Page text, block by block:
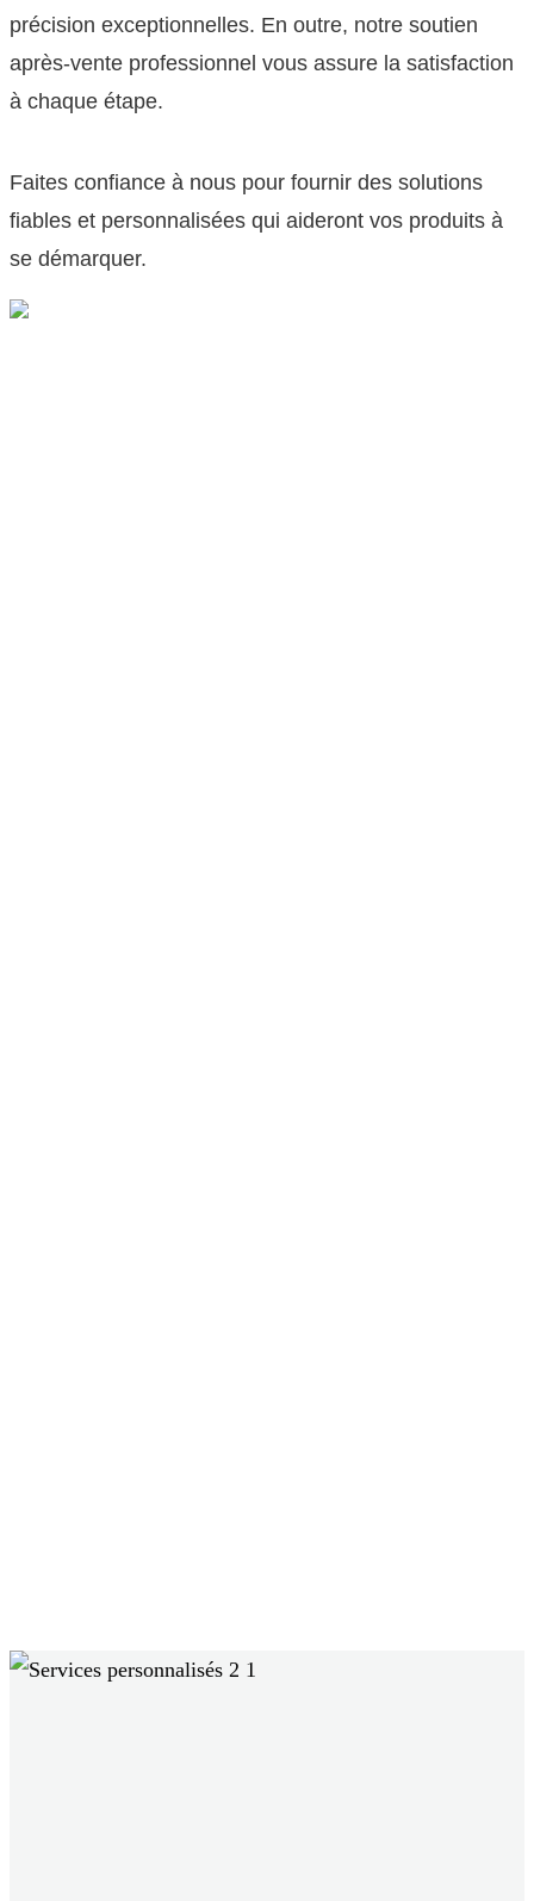
précision exceptionnelles. En outre, notre soutien
après-vente professionnel vous assure la satisfaction
à chaque étape.
Faites confiance à nous pour fournir des solutions
fiables et personnalisées qui aideront vos produits à
se démarquer.